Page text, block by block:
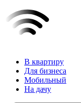
В квартиру
Для бизнеса
Мобильный
На дачу